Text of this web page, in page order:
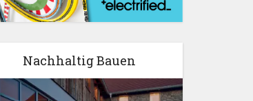
Nachhaltig Bauen